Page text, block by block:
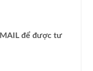
để được tư